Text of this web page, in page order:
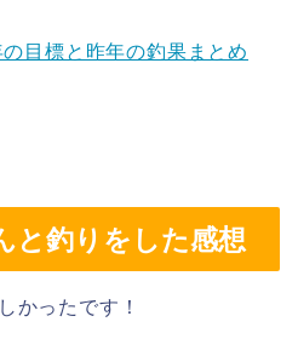
目標と昨年の釣果まとめ
と釣りをした感想
かったです！